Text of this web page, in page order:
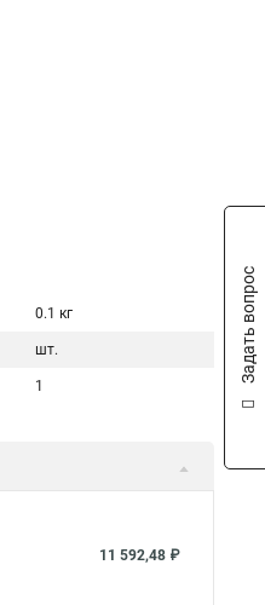
0.1 кг
шт.
1
11 592,48 ₽
Задать вопрос